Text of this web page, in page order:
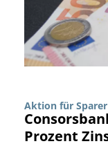
Aktion für Sparer
Prozent